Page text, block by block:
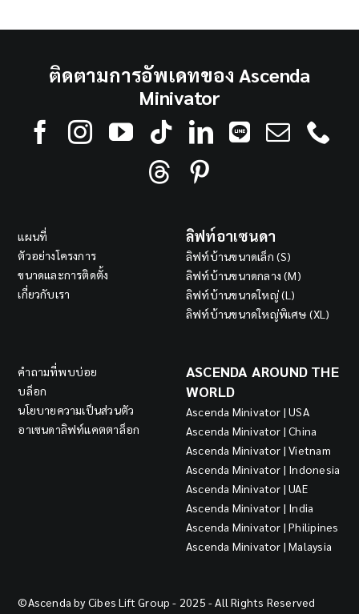
ติดตามการอัพเดทของ Ascenda
Minivator
แผนที่
ตัวอย่างโครงการ
ขนาดและการติดตั้ง
เกี่ยวกับเรา
ลิฟท์อาเซนดา
ลิฟท์บ้านขนาดเล็ก (S)
ลิฟท์บ้านขนาดกลาง (M)
ลิฟท์บ้านขนาดใหญ่ (L)
ลิฟท์บ้านขนาดใหญ่พิเศษ (XL)
คำถามที่พบบ่อย
บล็อก
นโยบายความเป็นส่วนตัว
อาเซนดาลิฟท์แคตตาล็อก
ASCENDA AROUND THE
WORLD
Ascenda Minivator | USA
Ascenda Minivator | China
Ascenda Minivator | Vietnam
Ascenda Minivator | Indonesia
Ascenda Minivator | UAE
Ascenda Minivator | India
Ascenda Minivator | Philipines
Ascenda Minivator | Malaysia
©Ascenda by Cibes Lift Group - 2025 - All Rights Reserved